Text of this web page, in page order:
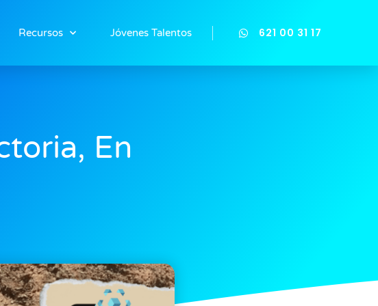
Recursos Jóvenes Talentos 621 00 31 17
En